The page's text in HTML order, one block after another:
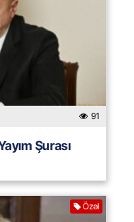
91
Şurası
Özəl